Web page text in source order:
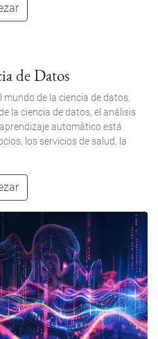
de Datos
de la ciencia de datos.
la ciencia de datos, el análisis
automático está
los servicios de salud, la